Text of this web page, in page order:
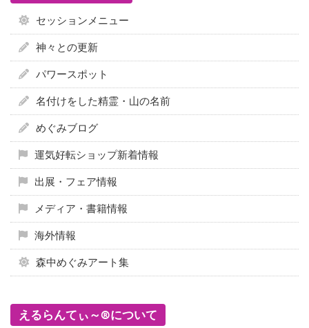
セッションメニュー
神々との更新
パワースポット
名付けをした精霊・山の名前
めぐみブログ
運気好転ショップ新着情報
出展・フェア情報
メディア・書籍情報
海外情報
森中めぐみアート集
えるらんてぃ～®について